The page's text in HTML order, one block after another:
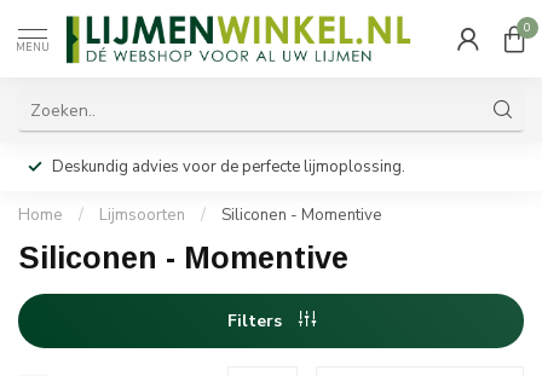
MENU
0
Deskundig advies voor de perfecte lijmoplossing.
Home / Lijmsoorten / Siliconen - Momentive
Siliconen - Momentive
Filters